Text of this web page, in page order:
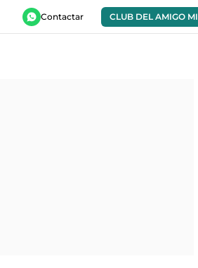
Contactar CLUB DEL AMIGO